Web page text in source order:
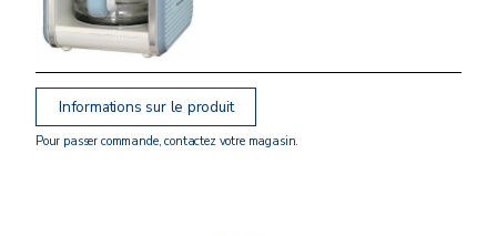
Informations sur le produit
Pour passer commande, contactez votre magasin.